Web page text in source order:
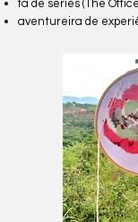
fã de séries (The
aventureira de